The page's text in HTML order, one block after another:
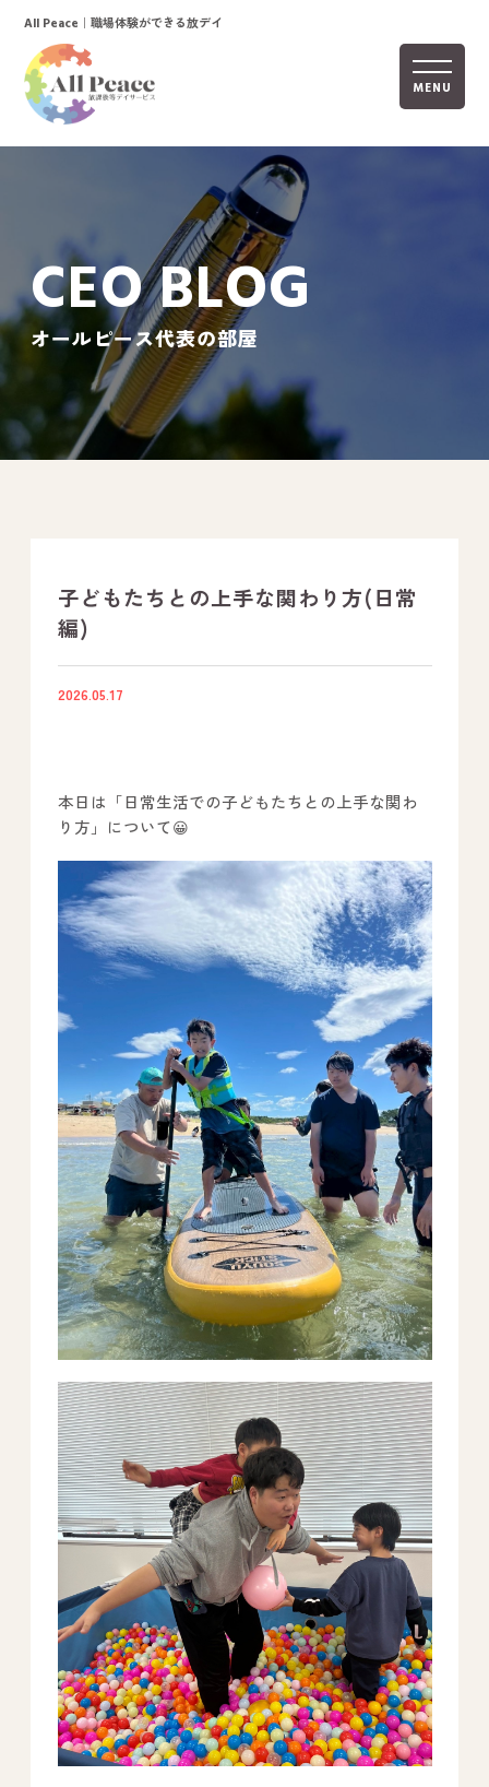
MENU
ホーム
オールピースについて
活動内容
ご利用までの流れ
採用情報
自己評価表
社内行事
開業サポート
－ オールピース宗像事業所
－ オールピース福津事業所
－ オールピース春日事業所
－ オールピース遠賀事業所
－ オールピース東郷事業所
－ オールピース鳥栖事業所
スタッフブログ
－ 宗像事業所のブログ
－ 福津事業所のブログ
－ 春日事業所のブログ
－ 遠賀事業所のブログ
－ 東郷事業所のブログ
－ 鳥栖事業所のブログ
｜オールピース
Instagram 事業所紹介動画
CEO BLOG
オールピース代表の部屋
All Peace ｜職場体験ができる放デイ
CEO BLOG
オールピース代表の部屋
子どもたちとの上手な関わり方(日常
編)
2026.05.17
本日は「日常生活での子どもたちとの上手な関わ
り方」について😀